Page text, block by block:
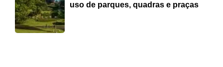
uso de parques, quadras e praças